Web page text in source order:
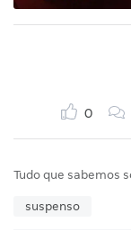
0
Tudo que sabemos
suspenso